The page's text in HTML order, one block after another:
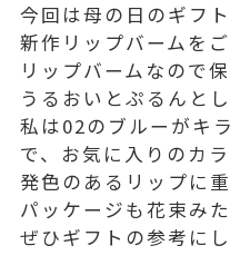
今回は母の日のギフ
新作リップバームを
リップバームなので
うるおいとぷるんと
私は02のブルーがキ
で、お気に入りのカ
発色のあるリップに
パッケージも花束み
ぜひギフトの参考に